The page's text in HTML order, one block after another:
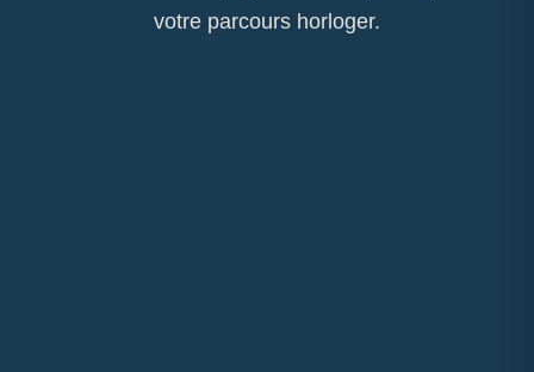
votre parcours horloger.